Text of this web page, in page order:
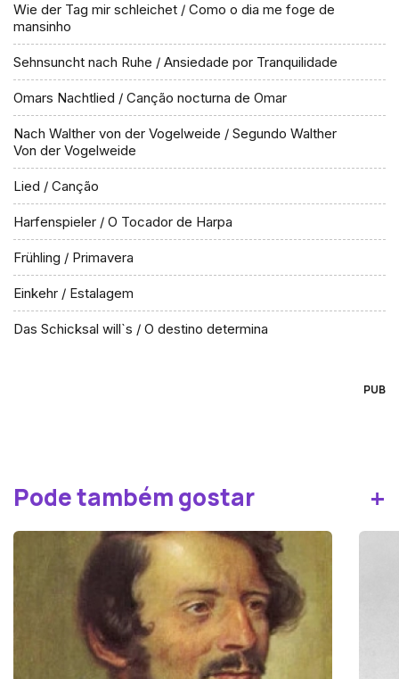
Wie der Tag mir schleichet / Como o dia me foge de
mansinho
Sehnsuncht nach Ruhe / Ansiedade por Tranquilidade
Omars Nachtlied / Canção nocturna de Omar
Nach Walther von der Vogelweide / Segundo Walther
Von der Vogelweide
Lied / Canção
Harfenspieler / O Tocador de Harpa
Frühling / Primavera
Einkehr / Estalagem
Das Schicksal will`s / O destino determina
PUB
Pode também gostar +